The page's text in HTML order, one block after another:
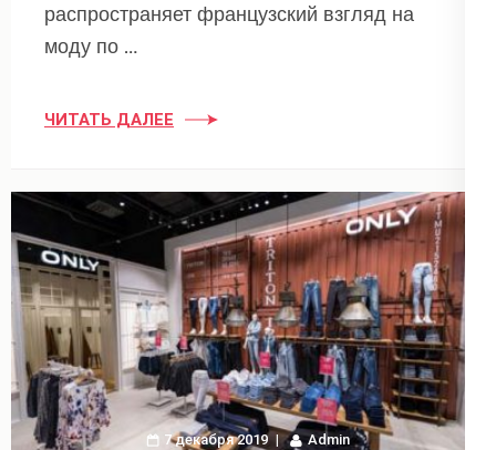
распространяет французский взгляд на
моду по …
ЧИТАТЬ ДАЛЕЕ
7 декабря 2019 Admin